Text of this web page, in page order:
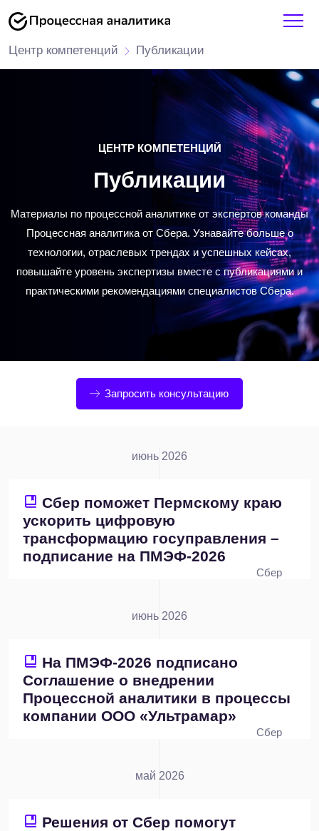
Центр компетенций Публикации
ЦЕНТР КОМПЕТЕНЦИЙ
Публикации
Материалы по процессной аналитике от экспертов команды
Процессная аналитика от Сбера. Узнавайте больше о
технологии, отраслевых трендах и успешных кейсах,
повышайте уровень экспертизы вместе с публикациями и
практическими рекомендациями специалистов Сбера.
Запросить консультацию
июнь 2026
Сбер поможет Пермскому краю
ускорить цифровую
трансформацию госуправления –
подписание на ПМЭФ-2026
Сбер
июнь 2026
На ПМЭФ-2026 подписано
Соглашение о внедрении
Процессной аналитики в процессы
компании ООО «Ультрамар»
Сбер
май 2026
Решения от Сбер помогут